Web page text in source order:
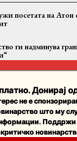
посетата на Атон
ги надминува
и
Донирај
не е
што му
Поддржи